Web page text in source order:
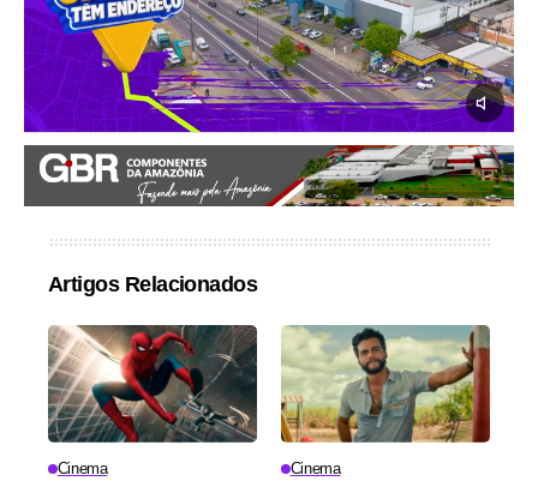
Artigos Relacionados
Cinema Cinema